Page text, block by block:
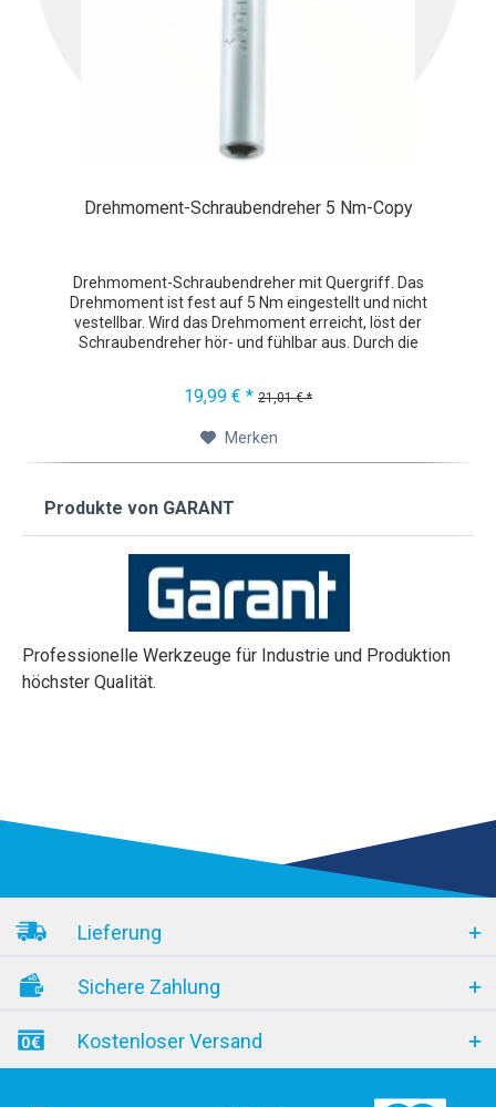
Drehmoment-Schraubendreher 5 Nm-Copy
Drehmoment-Schraubendreher mit Quergriff. Das
Drehmoment ist fest auf 5 Nm eingestellt und nicht
vestellbar. Wird das Drehmoment erreicht, löst der
Schraubendreher hör- und fühlbar aus. Durch die
19,99 € * 21,01 € *
Merken
Produkte von GARANT
Professionelle Werkzeuge für Industrie und Produktion
höchster Qualität.
Lieferung
Sichere Zahlung
Kostenloser Versand